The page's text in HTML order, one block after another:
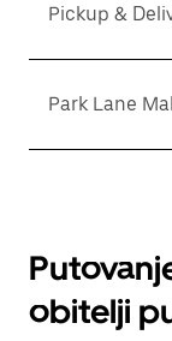
Pickup &
Park Lane
obitelji